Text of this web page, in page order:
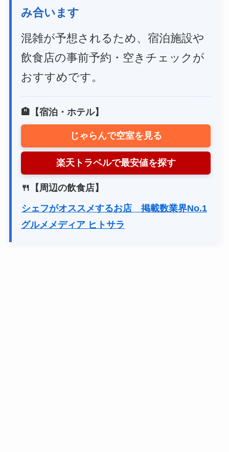
み合います
混雑が予想されるため、宿泊施設や
飲食店の事前予約・空きチェックが
おすすめです。
🏨【宿泊・ホテル】
じゃらんで空室を見る
楽天トラベルで最安値を探す
🍴【周辺の飲食店】
シェフがオススメするお店 掲載数業界No.1
グルメメディア ヒトサラ